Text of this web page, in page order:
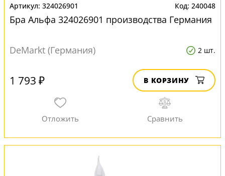
324026901 240048
Бра Альфа 324026901 производства Германия
DeMarkt (Германия) 2 шт.
1 793 ₽ В КОРЗИНУ